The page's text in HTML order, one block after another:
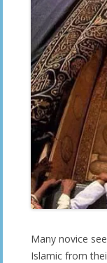
Many novice
Islamic from